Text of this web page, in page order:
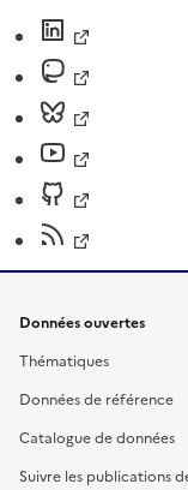
Données ouvertes
Thématiques
Données de référence
Catalogue de données
Suivre les publications